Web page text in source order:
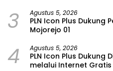
3 Agustus 5, 2026
PLN Icon Plus Dukung
Mojorejo 01
4 Agustus 5, 2026
PLN Icon Plus Dukung
melalui Internet